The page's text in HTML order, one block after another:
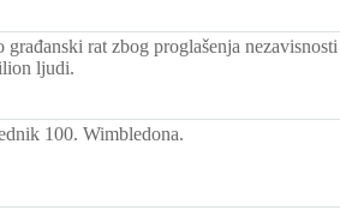
rat zbog proglašenja
ljudi.
100. Wimbledona.